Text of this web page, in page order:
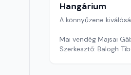
Hangárium
A könnyűzene
Mai vendég Majsai
Szerkesztő: Balogh